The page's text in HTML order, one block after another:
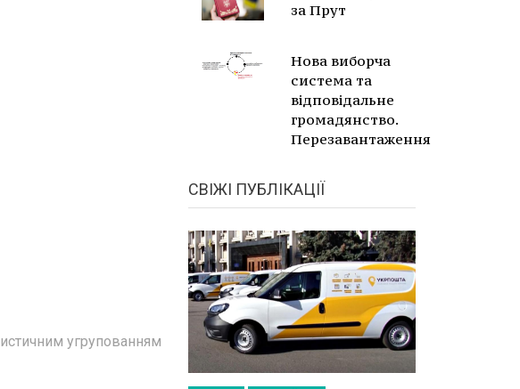
угрупованням
за Прут
Нова виборча
система та
відповідальне
громадянство.
Перезавантаження
СВІЖІ ПУБЛІКАЦІЇ